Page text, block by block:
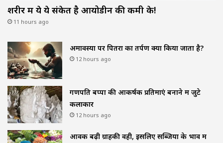
शरीर में ये ये संकेत है आयोडीन की कमी के!
11 hours ago
अमावस्या पर पितरों का तर्पण क्यों किया जाता है?
12 hours ago
गणपति बप्पा की आकर्षक प्रतिमाएं बनाने में जुटे
कलाकार
12 hours ago
आवक बढ़ी ग्राहकी वही, इसलिए सब्जियों के भाव में